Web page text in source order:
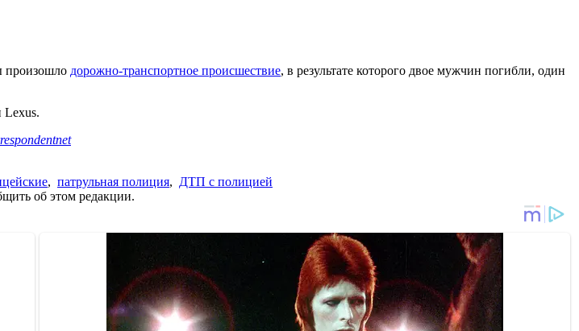
произошло дорожно-транспортное происшествие, в результате которого двое мужчин погибли, один
Lexus.
, патрульная полиция, ДТП с полицией
об этом редакции.